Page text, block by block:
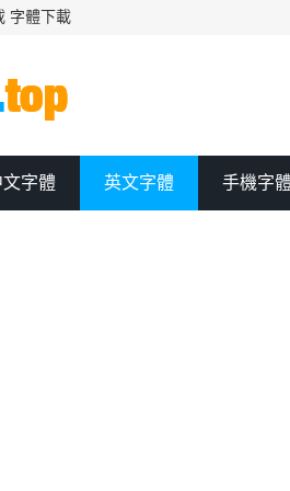
字體下載
文字體 英文字體 手機字